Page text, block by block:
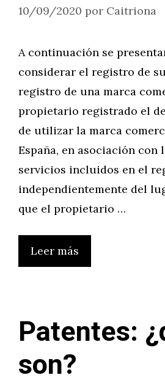
10/09/2020 por Caitriona
A continuación se
considerar el registro de
registro de una marca
propietario registrado el
de utilizar la marca
España, en asociación con
servicios incluidos en el
independientemente del
que el propietario …
Leer más
Patentes:
son?